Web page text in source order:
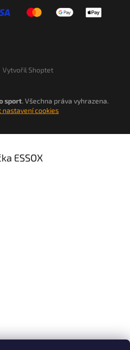
Vytvořil Shoptet
sport. Všechna práva vyhrazena.
nastavení cookies
ESSOX